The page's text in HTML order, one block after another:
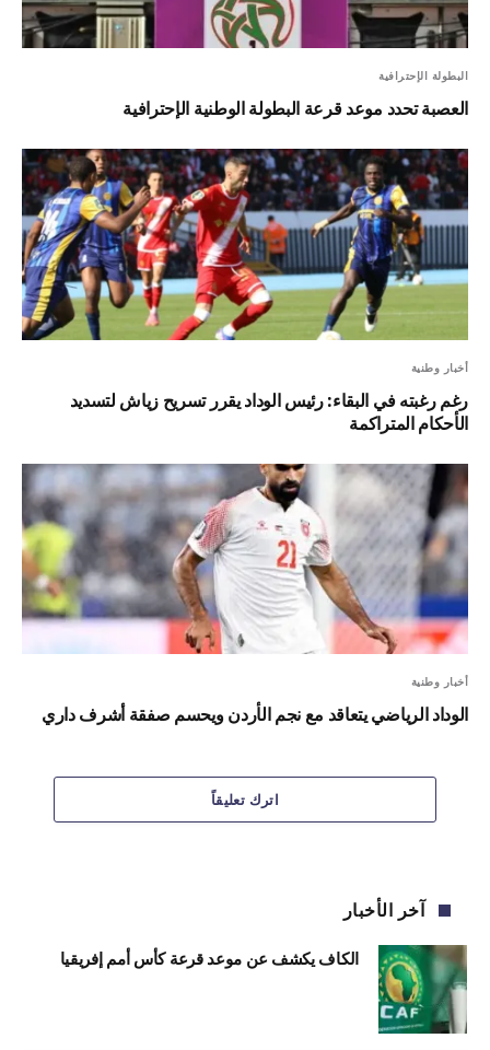
البطولة الإحترافية
العصبة تحدد موعد قرعة البطولة الوطنية الإحترافية
أخبار وطنية
رغم رغبته في البقاء: رئيس الوداد يقرر تسريح زياش لتسديد
الأحكام المتراكمة
أخبار وطنية
الوداد الرياضي يتعاقد مع نجم الأردن ويحسم صفقة أشرف داري
اترك تعليقاً
آخر الأخبار
الكاف يكشف عن موعد قرعة كأس أمم إفريقيا